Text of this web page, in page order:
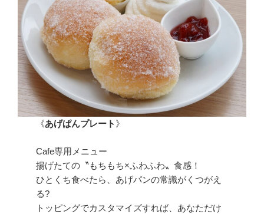
《あげぱんプレート 》
Cafe専用メニュー
揚げたての〝もちもち×ふわふわ〟食感！
ひとくち食べたら、あげパンの常識がくつがえ
る?
トッピングでカスタマイズすれば、あなただけ